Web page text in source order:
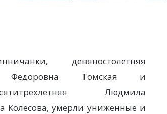
девяностолетняя
Федоровна Томская и
Людмила
Колесова, умерли униженные и